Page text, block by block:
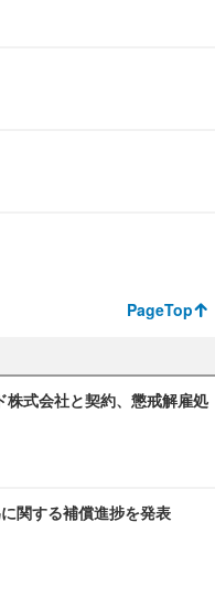
PageTop
株式会社と契約、懲戒解雇処
関する補償進捗を発表